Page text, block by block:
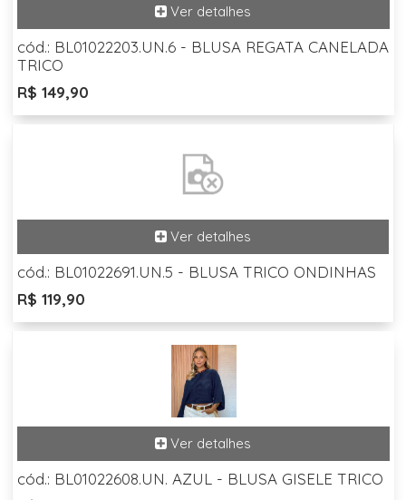
cód.: BL01022203.UN.6 - BLUSA REGATA CANELADA
TRICO
R$ 149,90
cód.: BL01022691.UN.5 - BLUSA TRICO ONDINHAS
R$ 119,90
cód.: BL01022608.UN. AZUL - BLUSA GISELE TRICO